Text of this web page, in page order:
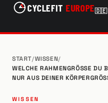
CYCLEFIT EUROPE🇩🇪
START/WISSEN/
WELCHE RAHMENGRÖSSE DU
UR AUS DEINER
WISSEN